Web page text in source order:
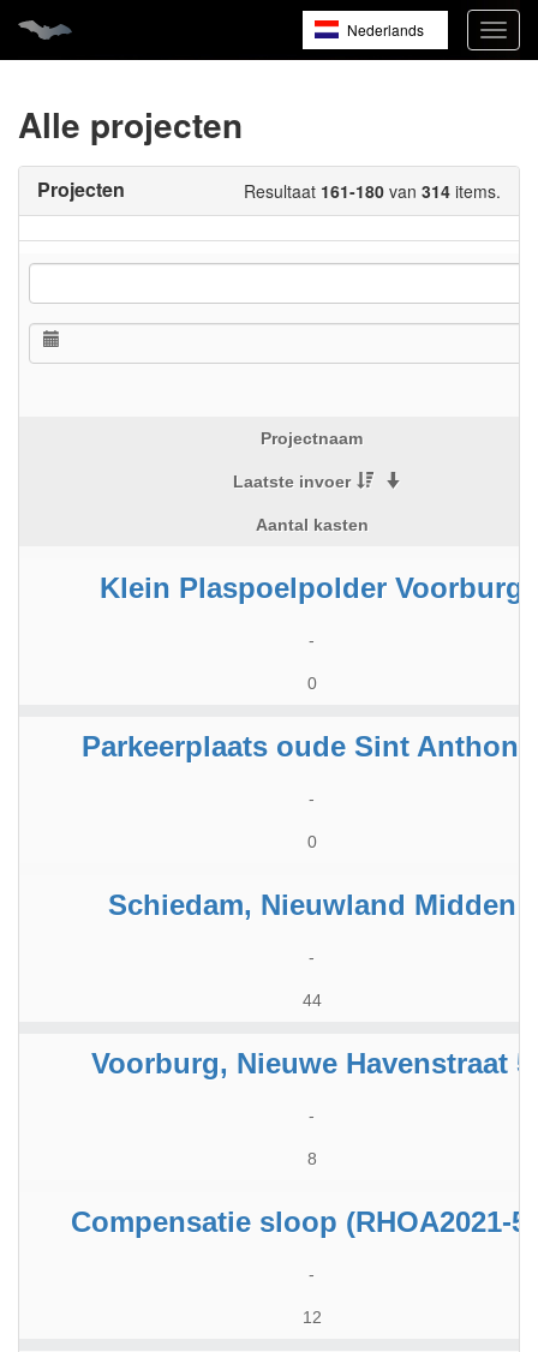
Nederlands
Alle projecten
Resultaat 161-180 van 314 items.
Projecten
Projectnaam
Laatste invoer
Aantal kasten
Klein Plaspoelpolder Voorburg
-
0
Parkeerplaats oude Sint
-
0
Schiedam, Nieuwland Midden
-
44
Voorburg, Nieuwe Havenstraat 5
-
8
Compensatie sloop (RHOA2021-
-
12